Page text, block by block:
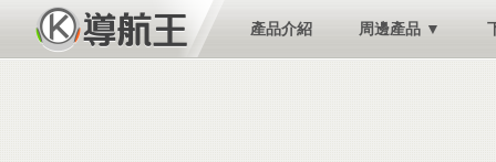
產品介紹 周邊產品 ▼